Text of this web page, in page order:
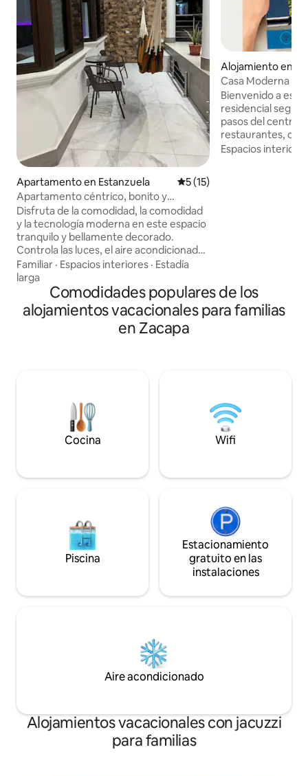
Apartamento en Estanzuela Calificación promedio: 5 de
5 (15)
Apartamento céntrico, bonito y
acogedor.
Disfruta de la comodidad, la comodidad
y la tecnología moderna en este espacio
tranquilo y bellamente decorado.
Controla las luces, el aire acondicionado,
la televisión inteligente y la música con
Alexa, que también activa las alarmas y
reproduce tus canciones favoritas.
Relájate en camas acogedoras con
almohadas suaves y disfruta de un
bonito baño. La cocina totalmente
minutos y fácil acceso a la autopista, ¡tu
estadía perfecta te espera!
Familiar · Espacios interiores · Estadía
larga
Alojamiento en
Casa Moderna
y turistas
Bienvenido a
residencial
pasos del centro
restaurantes,
bancos a menos
Espacios
Comodidades populares de los
alojamientos vacacionales para familias
en Zacapa
Cocina Wifi
Piscina
Estacionamiento
gratuito en las
instalaciones
Aire acondicionado
Alojamientos vacacionales con jacuzzi
para familias